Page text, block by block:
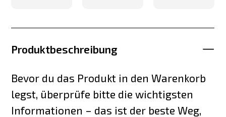
Produktbeschreibung
Bevor du das Produkt in den Warenkorb
legst, überprüfe bitte die wichtigsten
Informationen – das ist der beste Weg,